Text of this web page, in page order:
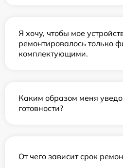
Я хочу, чтобы мое
ремонтировалось только
комплектующими.
Каким образом меня
готовности?
От чего зависит срок